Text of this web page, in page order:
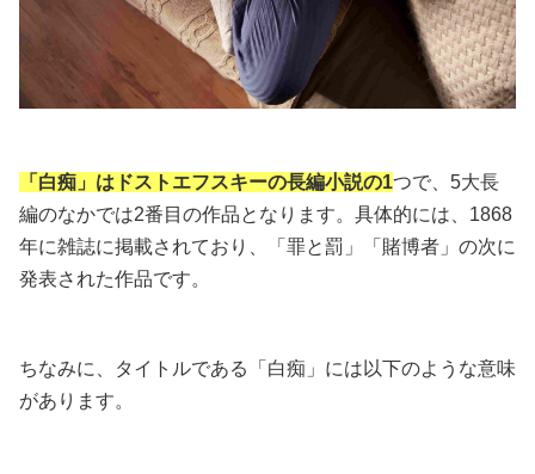
「白痴」はドストエフスキーの長編小説の1つで、5大長
編のなかでは2番目の作品となります。具体的には、1868
年に雑誌に掲載されており、「罪と罰」「賭博者」の次に
発表された作品です。
ちなみに、タイトルである「白痴」には以下のような意味
があります。